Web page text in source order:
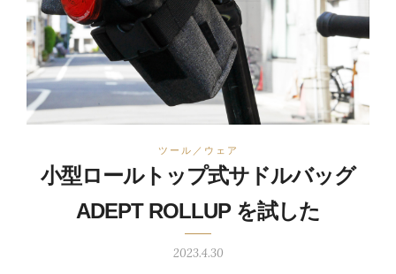
ツール／ウェア
小型ロールトップ式サドルバッグ
ADEPT ROLLUP を試した
2023.4.30